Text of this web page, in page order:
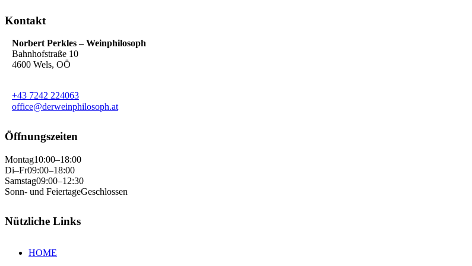
Kontakt
Norbert Perkles – Weinphilosoph
Bahnhofstraße 10
4600 Wels, OÖ
+43 7242 224063
office@derweinphilosoph.at
Öffnungszeiten
Montag10:00–18:00
Di–Fr09:00–18:00
Samstag09:00–12:30
Sonn- und FeiertageGeschlossen
Nützliche Links
HOME